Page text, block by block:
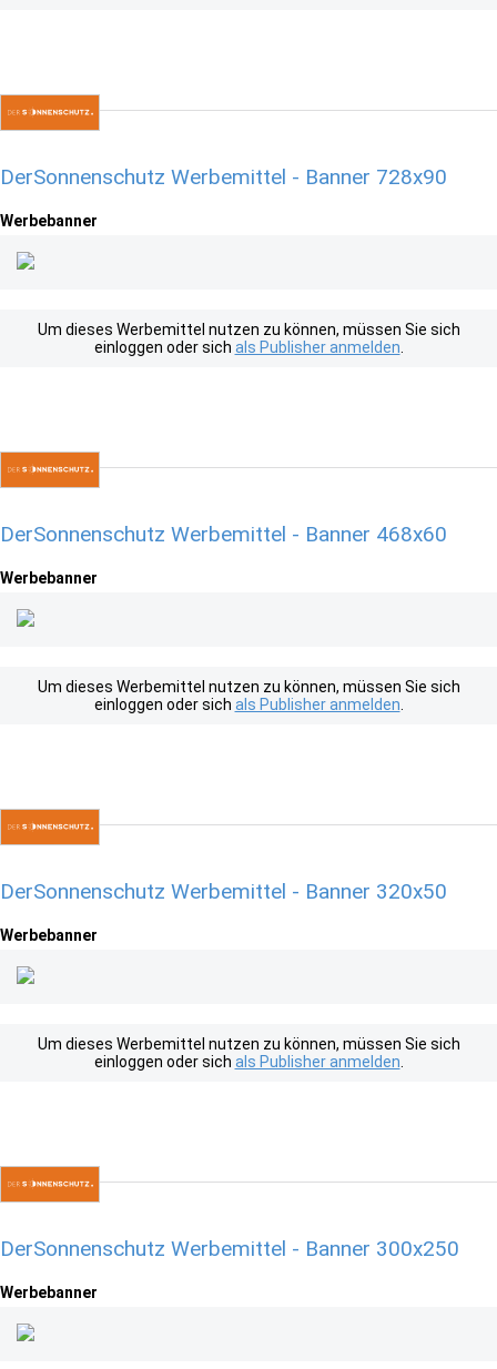
DerSonnenschutz Werbemittel - Banner 728x90
Werbebanner
Um dieses Werbemittel nutzen zu können, müssen Sie sich
einloggen oder sich als Publisher anmelden
DerSonnenschutz Werbemittel - Banner 468x60
Werbebanner
Um dieses Werbemittel nutzen zu können, müssen Sie sich
einloggen oder sich als Publisher anmelden
DerSonnenschutz Werbemittel - Banner 320x50
Werbebanner
Um dieses Werbemittel nutzen zu können, müssen Sie sich
einloggen oder sich als Publisher anmelden
DerSonnenschutz Werbemittel - Banner 300x250
Werbebanner